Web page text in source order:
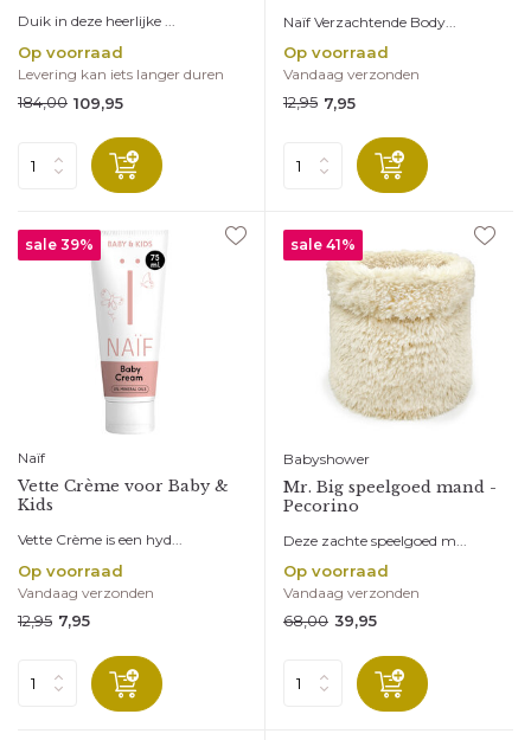
Duik in deze heerlijke ...
Op voorraad
Levering kan iets langer duren
184,00 109,95
Naïf Verzachtende Body...
Op voorraad
Vandaag verzonden
12,95 7,95
sale 39%
Naïf
Vette Crème voor Baby &
Kids
Vette Crème is een hyd...
Op voorraad
Vandaag verzonden
12,95 7,95
sale 41%
Babyshower
Mr. Big speelgoed mand -
Pecorino
Deze zachte speelgoed m...
Op voorraad
Vandaag verzonden
68,00 39,95